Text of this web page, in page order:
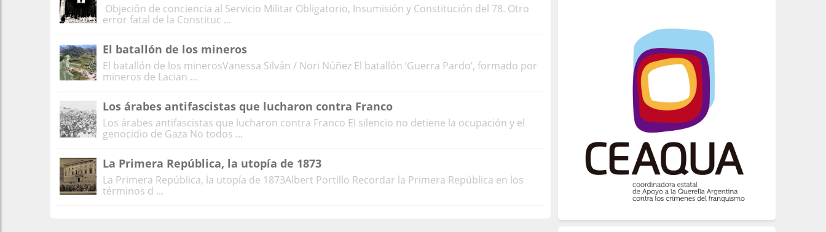
Objeción de conciencia al Servicio Militar Obligatorio, Insumisión y Constitución del 78. Otro
error fatal de la Constituc ...
El batallón de los mineros
El batallón de los minerosVanessa Silván / Nori Núñez El batallón ‘Guerra Pardo’, formado por
mineros de Lacian ...
Los árabes antifascistas que lucharon contra Franco
Los árabes antifascistas que lucharon contra Franco El silencio no detiene la ocupación y el
genocidio de Gaza No todos ...
La Primera República, la utopía de 1873
La Primera República, la utopía de 1873Albert Portillo Recordar la Primera República en los
términos d ...
Crímenes del franquismo
(721)
(699)
(607)
neofranquismo
(567)
Justicia Universal
Derechos Humanos
(522)
Nacionalcatolicismo
(514)